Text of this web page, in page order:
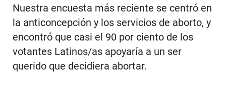
Nuestra encuesta más reciente se centró en
la anticoncepción y los servicios de aborto, y
encontró que casi el 90 por ciento de los
votantes Latinos/as apoyaría a un ser
querido que decidiera abortar.